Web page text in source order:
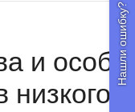
и
низкого
Нашли ошибку?